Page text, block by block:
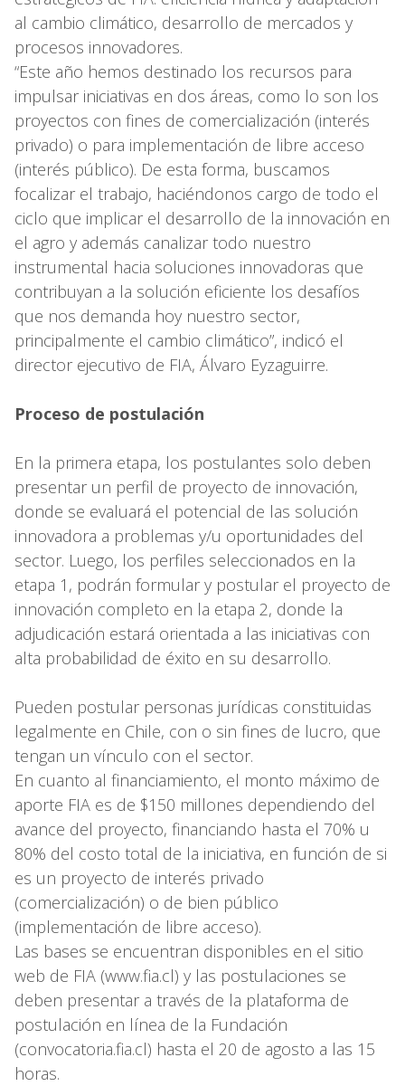
al cambio climático, desarrollo de mercados y
procesos innovadores.
“Este año hemos destinado los recursos para
impulsar iniciativas en dos áreas, como lo son los
proyectos con fines de comercialización (interés
privado) o para implementación de libre acceso
(interés público). De esta forma, buscamos
focalizar el trabajo, haciéndonos cargo de todo el
ciclo que implicar el desarrollo de la innovación en
el agro y además canalizar todo nuestro
instrumental hacia soluciones innovadoras que
contribuyan a la solución eficiente los desafíos
que nos demanda hoy nuestro sector,
principalmente el cambio climático”, indicó el
director ejecutivo de FIA, Álvaro Eyzaguirre.
Proceso de postulación
En la primera etapa, los postulantes solo deben
presentar un perfil de proyecto de innovación,
donde se evaluará el potencial de las solución
innovadora a problemas y/u oportunidades del
sector. Luego, los perfiles seleccionados en la
etapa 1, podrán formular y postular el proyecto de
innovación completo en la etapa 2, donde la
adjudicación estará orientada a las iniciativas con
alta probabilidad de éxito en su desarrollo.
Pueden postular personas jurídicas constituidas
legalmente en Chile, con o sin fines de lucro, que
tengan un vínculo con el sector.
En cuanto al financiamiento, el monto máximo de
aporte FIA es de $150 millones dependiendo del
avance del proyecto, financiando hasta el 70% u
80% del costo total de la iniciativa, en función de si
es un proyecto de interés privado
(comercialización) o de bien público
(implementación de libre acceso).
Las bases se encuentran disponibles en el sitio
web de FIA (www.fia.cl) y las postulaciones se
deben presentar a través de la plataforma de
postulación en línea de la Fundación
(convocatoria.fia.cl) hasta el 20 de agosto a las 15
horas.